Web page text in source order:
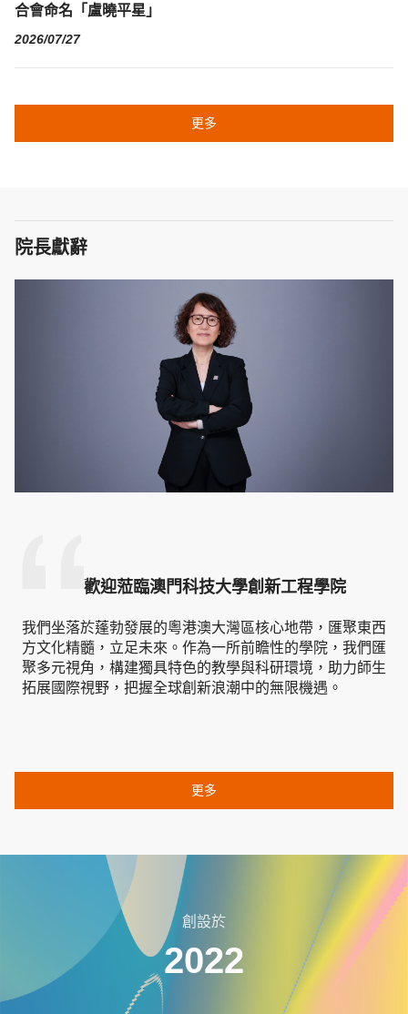
合會命名「盧曉平星」
2026/07/27
更多
院長獻辭
歡迎蒞臨澳門科技大學創新工程學院
我們坐落於蓬勃發展的粵港澳大灣區核心地帶，匯聚東西
方文化精髓，立足未來。作為一所前瞻性的學院，我們匯
聚多元視角，構建獨具特色的教學與科研環境，助力師生
拓展國際視野，把握全球創新浪潮中的無限機遇。
更多
創設於
2022